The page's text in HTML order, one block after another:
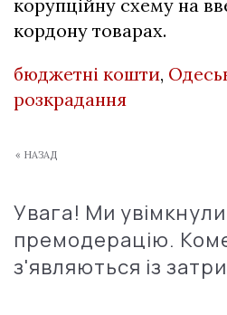
корупційну схему на
кордону товарах.
бюджетні кошти,
розкрадання
« НАЗАД
Увага! Ми увімкнули
премодерацію.
з'являються із